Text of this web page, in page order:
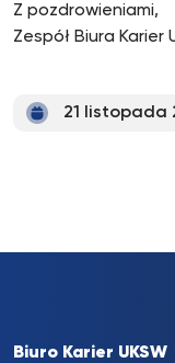
Z pozdrowieniami,
Zespół Biura Karier
21 listopada
Biuro Karier UKSW